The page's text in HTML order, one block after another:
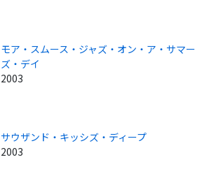
モア・スムース・ジャズ・オン・ア・サマー
ズ・デイ
2003
サウザンド・キッシズ・ディープ
2003